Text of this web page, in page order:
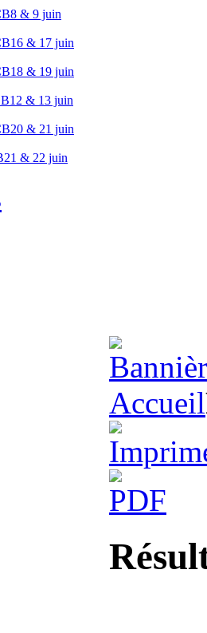
8 & 9 juin
16 & 17 juin
18 & 19 juin
12 & 13 juin
20 & 21 juin
21 & 22 juin
Accueil